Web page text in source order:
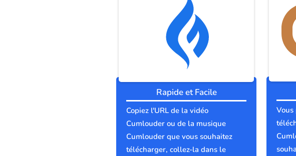
Rapide et Facile
Copiez l'URL de la vidéo
Cumlouder ou de la musique
Cumlouder que vous souhaitez
télécharger, collez-la dans le
Vous